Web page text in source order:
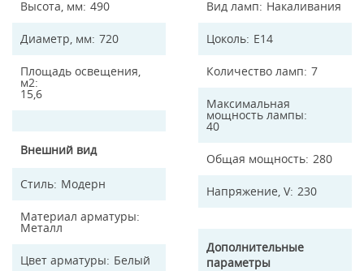
Высота, мм 490
Диаметр, мм 720
Площадь освещения,
м2
15,6
Внешний вид
Стиль Модерн
Материал арматуры
Металл
Цвет арматуры Белый
Вид ламп Накаливания
Цоколь E14
Количество ламп 7
Максимальная
мощность лампы
40
Общая мощность 280
Напряжение, V 230
Дополнительные
параметры